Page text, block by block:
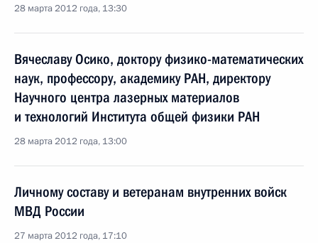
28 марта 2012 года, 13:30
Вячеславу Осико, доктору физико-математических
наук, профессору, академику РАН, директору
Научного центра лазерных материалов
и технологий Института общей физики РАН
28 марта 2012 года, 13:00
Личному составу и ветеранам внутренних войск
МВД России
27 марта 2012 года, 17:10